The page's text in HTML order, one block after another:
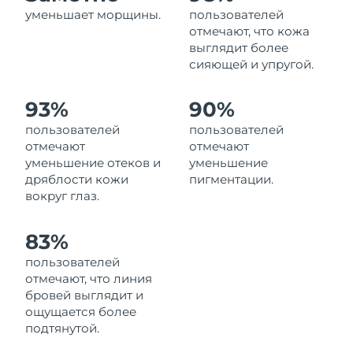
уменьшает морщины.
пользователей
отмечают, что кожа
выглядит более
сияющей и упругой.
93%
пользователей
отмечают
уменьшение отеков и
дряблости кожи
вокруг глаз.
90%
пользователей
отмечают
уменьшение
пигментации.
83%
пользователей
отмечают, что линия
бровей выглядит и
ощущается более
подтянутой.
Ливан
Ожидаемая дата доставки
8/10/26
Ожидаемая дата доставки
Люксембург
Ожидаемая дата доставки
Макао (САР)
Ожидаемая дата доставки
Мальта
Мексика